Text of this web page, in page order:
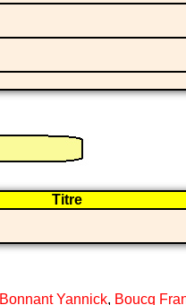
Titre
Bonnant Yannick, Boucq